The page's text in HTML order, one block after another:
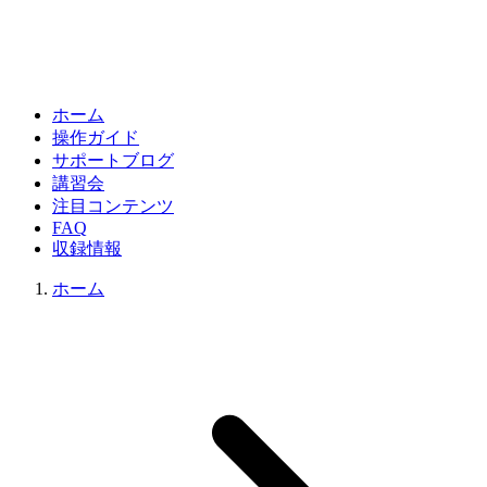
ホーム
操作ガイド
サポートブログ
講習会
注目コンテンツ
FAQ
収録情報
ホーム